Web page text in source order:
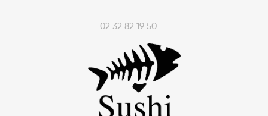
02 32 82 19 50